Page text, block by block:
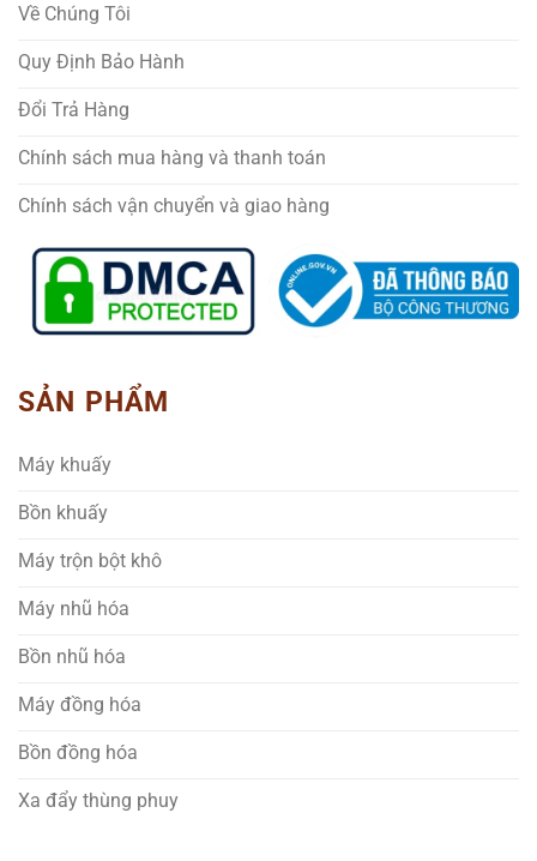
Về Chúng Tôi
Quy Định Bảo Hành
Đổi Trả Hàng
Chính sách mua hàng và thanh toán
Chính sách vận chuyển và giao hàng
SẢN PHẨM
Máy khuấy
Bồn khuấy
Máy trộn bột khô
Máy nhũ hóa
Bồn nhũ hóa
Máy đồng hóa
Bồn đồng hóa
Xa đẩy thùng phuy